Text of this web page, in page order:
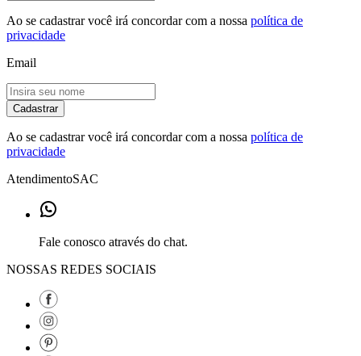
Ao se cadastrar você irá concordar com a nossa política de
privacidade
Email
Cadastrar
Ao se cadastrar você irá concordar com a nossa política de
privacidade
AtendimentoSAC
Fale conosco através do chat.
NOSSAS REDES SOCIAIS